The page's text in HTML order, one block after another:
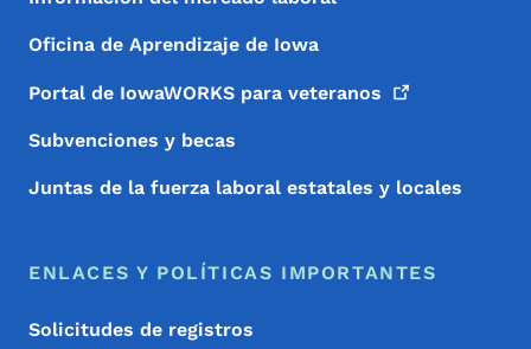
Oficina de Aprendizaje de Iowa
Portal de IowaWORKS para veteranos
Subvenciones y becas
Juntas de la fuerza laboral estatales y locales
ENLACES Y POLÍTICAS IMPORTANTES
Solicitudes de registros